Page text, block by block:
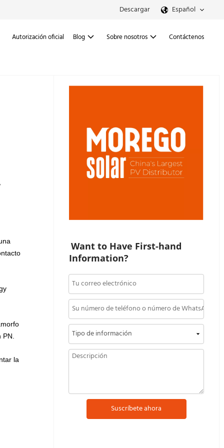
Descargar Español
Autorización oficial Blog Sobre nosotros Contáctenos
la
Want to Have First-hand
Information?
Suscríbete ahora